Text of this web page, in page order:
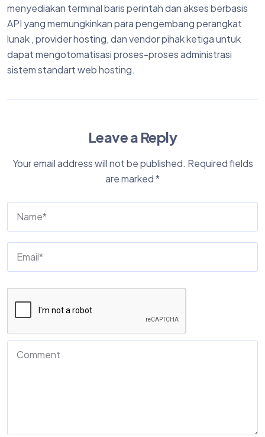
menyediakan terminal baris perintah dan akses berbasis
API yang memungkinkan para pengembang perangkat
lunak , provider hosting, dan vendor pihak ketiga untuk
dapat mengotomatisasi proses-proses administrasi
sistem standart web hosting.
Leave a Reply
Your email address will not be published. Required fields
are marked*